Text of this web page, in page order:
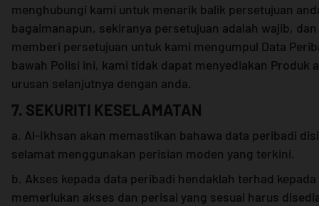
menghubungi kami untuk menarik balik persetujuan
bagaimanapun, sekiranya persetujuan adalah wajib,
memberi persetujuan untuk kami mengumpul Data
bawah Polisi ini, kami tidak dapat menyediakan Produk
urusan selanjutnya dengan anda.
7. SEKURITI KESELAMATAN
a. Al-Ikhsan akan memastikan bahawa data peribadi
selamat menggunakan perisian moden yang terkini.
b. Akses kepada data peribadi hendaklah terhad
memerlukan akses dan perisai yang sesuai harus